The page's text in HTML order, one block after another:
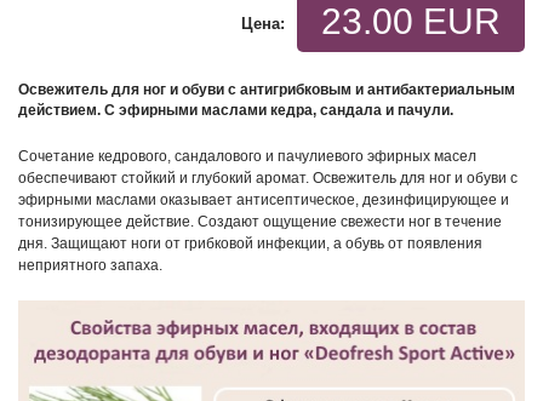
23.00 EUR
Цена:
Освежитель для ног и обуви с антигрибковым и антибактериальным
действием. С эфирными маслами кедра, сандала и пачули.
Сочетание кедрового, сандалового и пачулиевого эфирных масел
обеспечивают стойкий и глубокий аромат. Освежитель для ног и обуви с
эфирными маслами оказывает антисептическое, дезинфицирующее и
тонизирующее действие. Создают ощущение свежести ног в течение
дня. Защищают ноги от грибковой инфекции, а обувь от появления
неприятного запаха.